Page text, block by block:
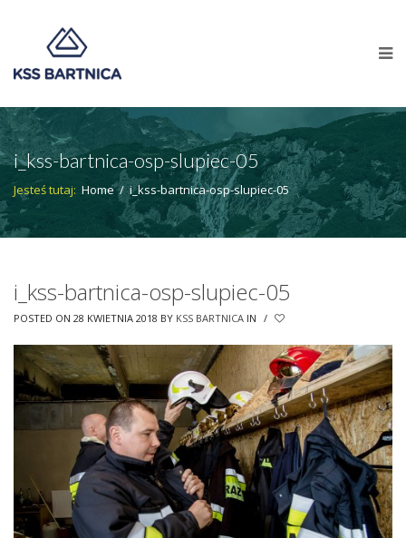
i_kss-bartnica-osp-slupiec-05
Jesteś tutaj: Home / i_kss-bartnica-osp-slupiec-05
i_kss-bartnica-osp-slupiec-05
POSTED ON 28 KWIETNIA 2018 BY KSS BARTNICA IN /